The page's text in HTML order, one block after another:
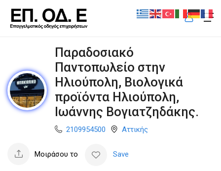
Παραδοσιακό
Παντοπωλείο στην
Ηλιούπολη, Βιολογικά
προϊόντα Ηλιούπολη,
Ιωάννης Βογιατζηδάκης.
2109954500 Αττικής
Μοιράσου το Save